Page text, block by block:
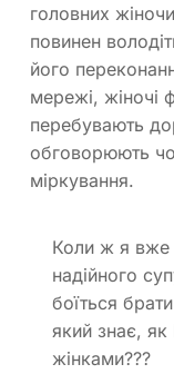
головних
повинен
його
мережі, жіночі
перебувають
обговорюють
міркування.
Коли ж я вже
надійного
боїться
який знає,
жінками???